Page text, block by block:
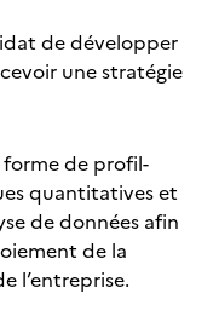
de développer
une stratégie
forme de profil-
quantitatives et
de données afin
de la
l’entreprise.